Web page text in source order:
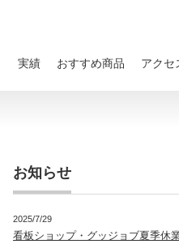
実績 おすすめ商品 アクセ
お知らせ
2025/7/29
看板ショップ・グッジョブ夏季休